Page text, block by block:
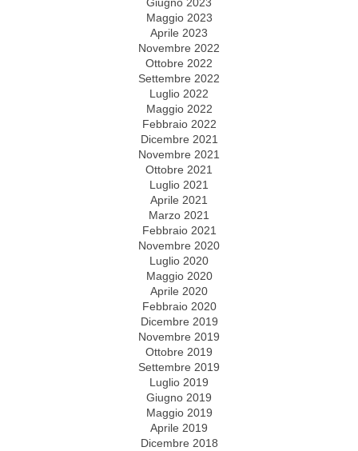
Maggio 2023
Aprile 2023
Novembre 2022
Ottobre 2022
Settembre 2022
Luglio 2022
Maggio 2022
Febbraio 2022
Dicembre 2021
Novembre 2021
Ottobre 2021
Luglio 2021
Aprile 2021
Marzo 2021
Febbraio 2021
Novembre 2020
Luglio 2020
Maggio 2020
Aprile 2020
Febbraio 2020
Dicembre 2019
Novembre 2019
Ottobre 2019
Settembre 2019
Luglio 2019
Giugno 2019
Maggio 2019
Aprile 2019
Dicembre 2018